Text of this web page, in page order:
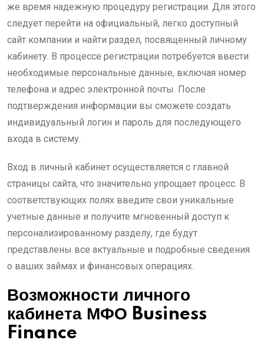
же время надежную процедуру регистрации. Для этого
следует перейти на официальный, легко доступный
сайт компании и найти раздел, посвященный личному
кабинету. В процессе регистрации потребуется ввести
необходимые персональные данные, включая номер
телефона и адрес электронной почты. После
подтверждения информации вы сможете создать
индивидуальный логин и пароль для последующего
входа в систему.
Вход в личный кабинет осуществляется с главной
страницы сайта, что значительно упрощает процесс. В
соответствующих полях введите свои уникальные
учетные данные и получите мгновенный доступ к
персонализированному разделу, где будут
представлены все актуальные и подробные сведения
о ваших займах и финансовых операциях.
Возможности личного
кабинета МФО Business
Finance